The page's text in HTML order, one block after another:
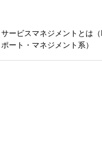
サービスマネジメントとは
ポート・マネジメント系）